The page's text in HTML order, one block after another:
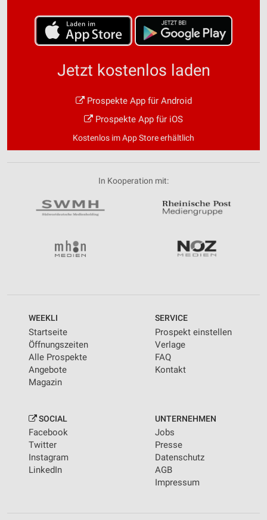
Jetzt kostenlos laden
Prospekte App für Android
Prospekte App für iOS
Kostenlos im App Store erhältlich
In Kooperation mit:
WEEKLI
Startseite
Öffnungszeiten
Alle Prospekte
Angebote
Magazin
SERVICE
Prospekt einstellen
Verlage
FAQ
Kontakt
SOCIAL
Facebook
Twitter
Instagram
LinkedIn
UNTERNEHMEN
Jobs
Presse
Datenschutz
AGB
Impressum